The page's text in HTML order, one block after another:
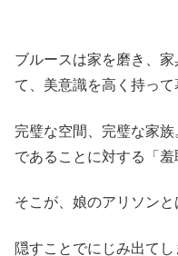
ブルースは家を磨き、
て、美意識を高く持って
完璧な空間、完璧な家
であることに対する「羞
そこが、娘のアリソンと
隠すことでにじみ出て